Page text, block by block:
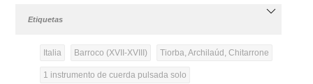
Etiquetas
Italia Barroco (XVII-XVIII) Tiorba, Archilaúd, Chitarrone
1 instrumento de cuerda pulsada solo